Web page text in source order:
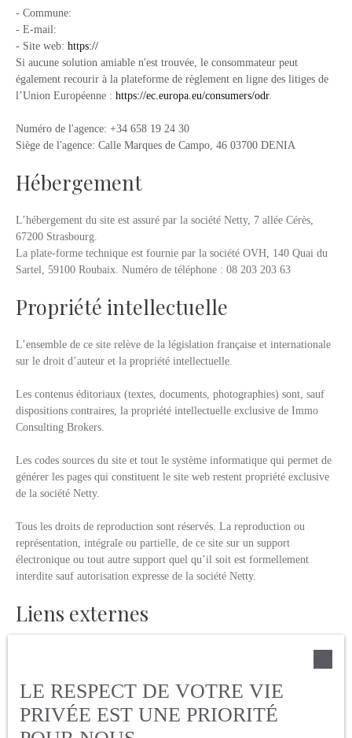
- Commune:
- E-mail:
- Site web: https://
Si aucune solution amiable n'est trouvée, le consommateur peut
également recourir à la plateforme de règlement en ligne des litiges de
l’Union Européenne : https://ec.europa.eu/consumers/odr.
Numéro de l'agence: +34 658 19 24 30
Siège de l'agence: Calle Marques de Campo, 46 03700 DENIA
Hébergement
L’hébergement du site est assuré par la société Netty, 7 allée Cérès,
67200 Strasbourg.
La plate-forme technique est fournie par la société OVH, 140 Quai du
Sartel, 59100 Roubaix. Numéro de téléphone : 08 203 203 63
Propriété intellectuelle
L’ensemble de ce site relève de la législation française et internationale
sur le droit d’auteur et la propriété intellectuelle.
Les contenus éditoriaux (textes, documents, photographies) sont, sauf
dispositions contraires, la propriété intellectuelle exclusive de Immo
Consulting Brokers.
Les codes sources du site et tout le système informatique qui permet de
générer les pages qui constituent le site web restent propriété exclusive
de la société Netty.
Tous les droits de reproduction sont réservés. La reproduction ou
représentation, intégrale ou partielle, de ce site sur un support
électronique ou tout autre support quel qu’il soit est formellement
interdite sauf autorisation expresse de la société Netty.
Liens externes
d’autres sites internet indépendants. Ces liens ne constituent, en aucun
cas, une approbation ou un partenariat entre Immo Consulting Brokers
et les sociétés éditrices des sites externes. Dès lors, l’éditeur du présent
site ne saurait être tenu responsable de leurs contenus, leurs produits,
leurs publicités ou tous éléments ou services présentés. En outre,
LE RESPECT DE VOTRE VIE
PRIVÉE EST UNE PRIORITÉ